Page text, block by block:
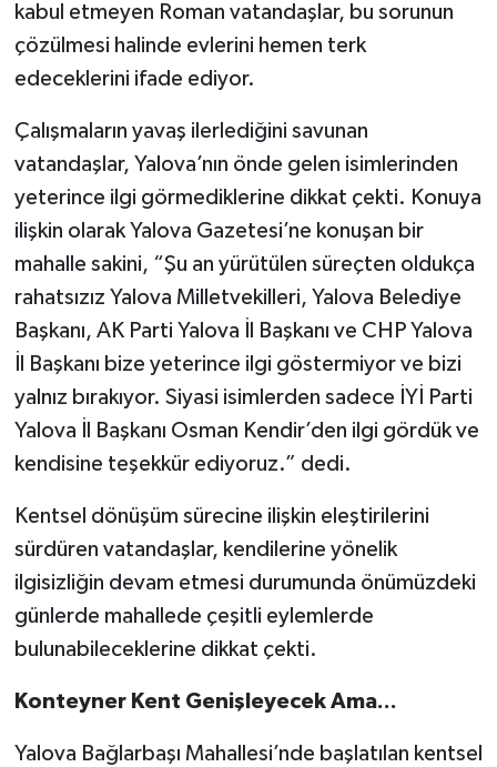
kabul etmeyen Roman vatandaşlar, bu sorunun
çözülmesi halinde evlerini hemen terk
edeceklerini ifade ediyor.
Çalışmaların yavaş ilerlediğini savunan
vatandaşlar, Yalova’nın önde gelen isimlerinden
yeterince ilgi görmediklerine dikkat çekti. Konuya
ilişkin olarak Yalova Gazetesi’ne konuşan bir
mahalle sakini, “Şu an yürütülen süreçten oldukça
rahatsızız Yalova Milletvekilleri, Yalova Belediye
Başkanı, AK Parti Yalova İl Başkanı ve CHP Yalova
İl Başkanı bize yeterince ilgi göstermiyor ve bizi
yalnız bırakıyor. Siyasi isimlerden sadece İYİ Parti
Yalova İl Başkanı Osman Kendir’den ilgi gördük ve
kendisine teşekkür ediyoruz.” dedi.
Kentsel dönüşüm sürecine ilişkin eleştirilerini
sürdüren vatandaşlar, kendilerine yönelik
ilgisizliğin devam etmesi durumunda önümüzdeki
günlerde mahallede çeşitli eylemlerde
bulunabileceklerine dikkat çekti.
Konteyner Kent Genişleyecek Ama...
Yalova Bağlarbaşı Mahallesi’nde başlatılan kentsel